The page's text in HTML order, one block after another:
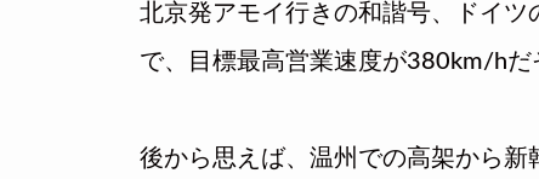
北京発アモイ行きの和諧号、ドイ
で、目標最高営業速度が380km/hだ
後から思えば、温州での高架から